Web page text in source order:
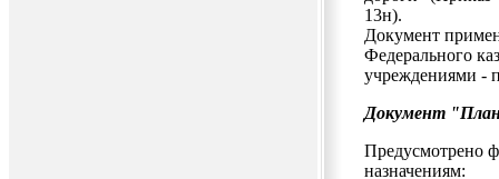
13н).
Документ
Федерального
учреждениями -
Документ
Предусмотрено
назначениям: